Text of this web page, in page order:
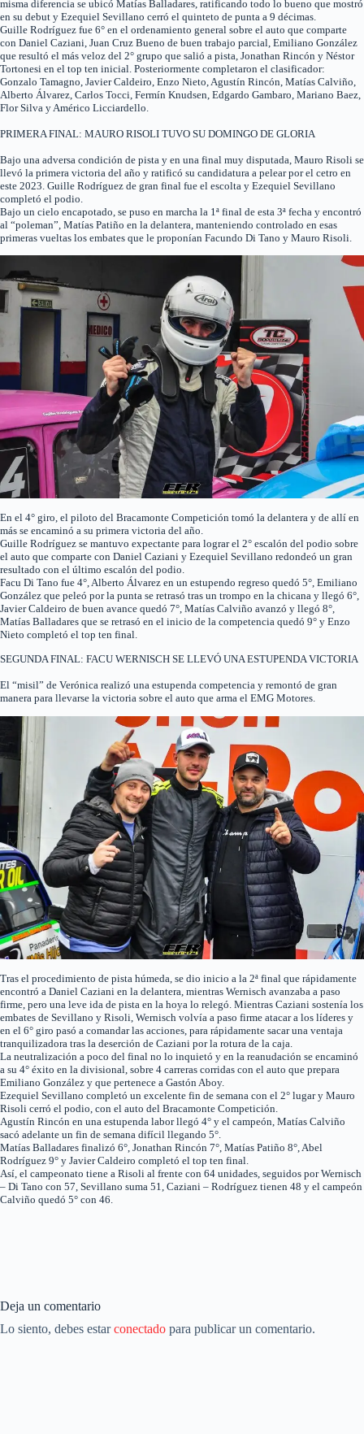
misma diferencia se ubicó Matías Balladares, ratificando todo lo bueno que mostró
en su debut y Ezequiel Sevillano cerró el quinteto de punta a 9 décimas.
Guille Rodríguez fue 6° en el ordenamiento general sobre el auto que comparte
con Daniel Caziani, Juan Cruz Bueno de buen trabajo parcial, Emiliano González
que resultó el más veloz del 2° grupo que salió a pista, Jonathan Rincón y Néstor
Tortonesi en el top ten inicial. Posteriormente completaron el clasificador:
Gonzalo Tamagno, Javier Caldeiro, Enzo Nieto, Agustín Rincón, Matías Calviño,
Alberto Álvarez, Carlos Tocci, Fermín Knudsen, Edgardo Gambaro, Mariano Baez,
Flor Silva y Américo Licciardello.
PRIMERA FINAL: MAURO RISOLI TUVO SU DOMINGO DE GLORIA
Bajo una adversa condición de pista y en una final muy disputada, Mauro Risoli se
llevó la primera victoria del año y ratificó su candidatura a pelear por el cetro en
este 2023. Guille Rodríguez de gran final fue el escolta y Ezequiel Sevillano
completó el podio.
Bajo un cielo encapotado, se puso en marcha la 1ª final de esta 3ª fecha y encontró
al “poleman”, Matías Patiño en la delantera, manteniendo controlado en esas
primeras vueltas los embates que le proponían Facundo Di Tano y Mauro Risoli.
En el 4° giro, el piloto del Bracamonte Competición tomó la delantera y de allí en
más se encaminó a su primera victoria del año.
Guille Rodríguez se mantuvo expectante para lograr el 2° escalón del podio sobre
el auto que comparte con Daniel Caziani y Ezequiel Sevillano redondeó un gran
resultado con el último escalón del podio.
Facu Di Tano fue 4°, Alberto Álvarez en un estupendo regreso quedó 5°, Emiliano
González que peleó por la punta se retrasó tras un trompo en la chicana y llegó 6°,
Javier Caldeiro de buen avance quedó 7°, Matías Calviño avanzó y llegó 8°,
Matías Balladares que se retrasó en el inicio de la competencia quedó 9° y Enzo
Nieto completó el top ten final.
SEGUNDA FINAL: FACU WERNISCH SE LLEVÓ UNA ESTUPENDA VICTORIA
El “misil” de Verónica realizó una estupenda competencia y remontó de gran
manera para llevarse la victoria sobre el auto que arma el EMG Motores.
Tras el procedimiento de pista húmeda, se dio inicio a la 2ª final que rápidamente
encontró a Daniel Caziani en la delantera, mientras Wernisch avanzaba a paso
firme, pero una leve ida de pista en la hoya lo relegó. Mientras Caziani sostenía los
embates de Sevillano y Risoli, Wernisch volvía a paso firme atacar a los líderes y
en el 6° giro pasó a comandar las acciones, para rápidamente sacar una ventaja
tranquilizadora tras la deserción de Caziani por la rotura de la caja.
La neutralización a poco del final no lo inquietó y en la reanudación se encaminó
a su 4° éxito en la divisional, sobre 4 carreras corridas con el auto que prepara
Emiliano González y que pertenece a Gastón Aboy.
Ezequiel Sevillano completó un excelente fin de semana con el 2° lugar y Mauro
Risoli cerró el podio, con el auto del Bracamonte Competición.
Agustín Rincón en una estupenda labor llegó 4° y el campeón, Matías Calviño
sacó adelante un fin de semana difícil llegando 5°.
Matías Balladares finalizó 6°, Jonathan Rincón 7°, Matías Patiño 8°, Abel
Rodríguez 9° y Javier Caldeiro completó el top ten final.
Así, el campeonato tiene a Risoli al frente con 64 unidades, seguidos por Wernisch
– Di Tano con 57, Sevillano suma 51, Caziani – Rodríguez tienen 48 y el campeón
Calviño quedó 5° con 46.
Deja un comentario
Lo siento, debes estarconectado para publicar un comentario.